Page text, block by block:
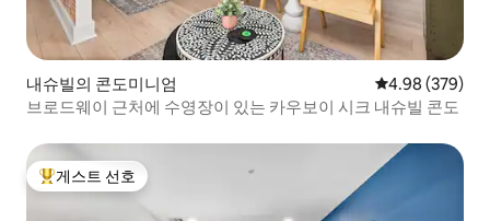
내슈빌의 콘도미니엄 평점 4.98점(5
4.98 (379)
브로드웨이 근처에 수영장이 있는 카우보이 시크 내슈빌 콘도
상위 게스트 선호
게스트 선호